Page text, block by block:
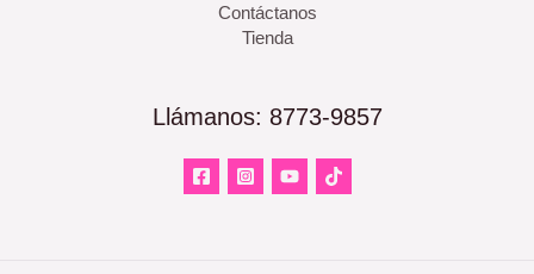
Contáctanos
Tienda
Llámanos: 8773-9857